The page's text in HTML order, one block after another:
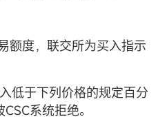
额度，联交所为买入指示
低于下列价格的规定百分
系统拒绝。